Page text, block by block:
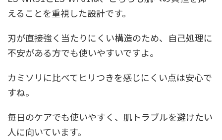
えることを重視した設計です。
刃が直接強く当たりにくい構造のため、自己処理に
不安がある方でも使いやすいですよ。
カミソリに比べてヒリつきを感じにくい点は安心で
すね。
毎日のケアでも使いやすく、肌トラブルを避けたい
人に向いています。